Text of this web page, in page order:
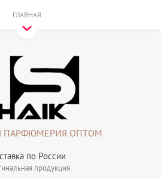
ГЛАВНАЯ
по России
продукция
ПАРФЮМЕРИЯ ОПТОМ